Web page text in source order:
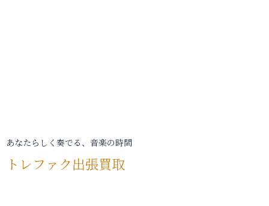
あなたらしく奏でる、音楽の時間
トレファク出張買取